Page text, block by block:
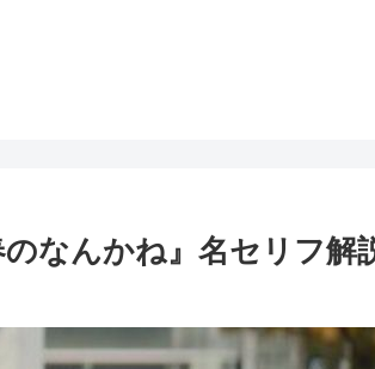
のなんかね』名セリフ解